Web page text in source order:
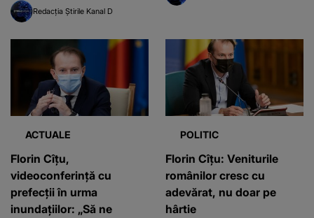
Redacția Știrile Kanal D
ACTUALE
Florin Cîţu,
videoconferinţă cu
prefecţii în urma
inundaţiilor: „Să ne
POLITIC
Florin Cîţu: Veniturile
românilor cresc cu
adevărat, nu doar pe
hârtie